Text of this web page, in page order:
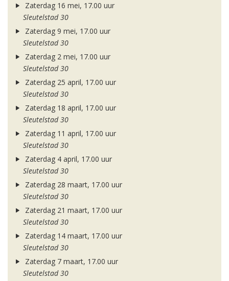
Zaterdag 16 mei, 17.00 uur
Sleutelstad 30
Zaterdag 9 mei, 17.00 uur
Sleutelstad 30
Zaterdag 2 mei, 17.00 uur
Sleutelstad 30
Zaterdag 25 april, 17.00 uur
Sleutelstad 30
Zaterdag 18 april, 17.00 uur
Sleutelstad 30
Zaterdag 11 april, 17.00 uur
Sleutelstad 30
Zaterdag 4 april, 17.00 uur
Sleutelstad 30
Zaterdag 28 maart, 17.00 uur
Sleutelstad 30
Zaterdag 21 maart, 17.00 uur
Sleutelstad 30
Zaterdag 14 maart, 17.00 uur
Sleutelstad 30
Zaterdag 7 maart, 17.00 uur
Sleutelstad 30